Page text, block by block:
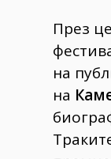
През
на
на